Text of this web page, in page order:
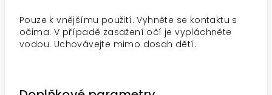
Pouze k vnějšímu použití. Vyhněte se kontaktu s
očima. V případě zasažení očí je vypláchněte
vodou. Uchovávejte mimo dosah dětí.